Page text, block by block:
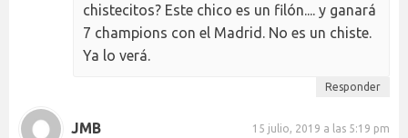
chistecitos? Este chico es un filón.... y ganará
7 champions con el Madrid. No es un chiste.
Ya lo verá.
Responder
JMB 15 julio, 2019 a las 5:19 pm